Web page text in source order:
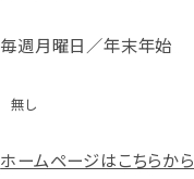
毎週月曜日／年末年始
無し
ホームページはこちらから